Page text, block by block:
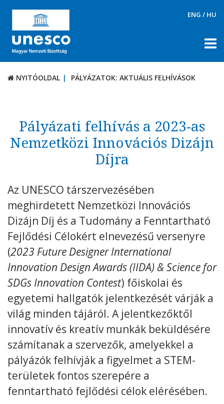
ENG / HU
NYITÓOLDAL PÁLYÁZATOK: AKTUÁLIS FELHÍVÁSOK
TÉMÁK
DOKUMENTUMTÁR
PÁLYÁZATOK / DÍJAK
UNESCO díjak
KAPCSOLAT
Kövess minket unescohungary
Adatkezelési tájékoztató Impresszum
Technikai információk
RSS
NYITÓOLDAL PÁLYÁZATOK: AKTUÁLIS FELHÍVÁSOK
Pályázati felhívás a 2023-as
Nemzetközi Innovációs Dizájn
Díjra
Az UNESCO társzervezésében
meghirdetett Nemzetközi Innovációs
Dizájn Díj és a Tudomány a Fenntartható
Fejlődési Célokért elnevezésű versenyre
(2023 Future Designer International
Innovation Design Awards (IIDA) & Science for
SDGs Innovation Contest) főiskolai és
egyetemi hallgatók jelentkezését várják a
világ minden tájáról. A jelentkezőktől
innovatív és kreatív munkák beküldésére
számítanak a szervezők, amelyekkel a
pályázók felhívják a figyelmet a STEM-
területek fontos szerepére a
fenntartható fejlődési célok elérésében.